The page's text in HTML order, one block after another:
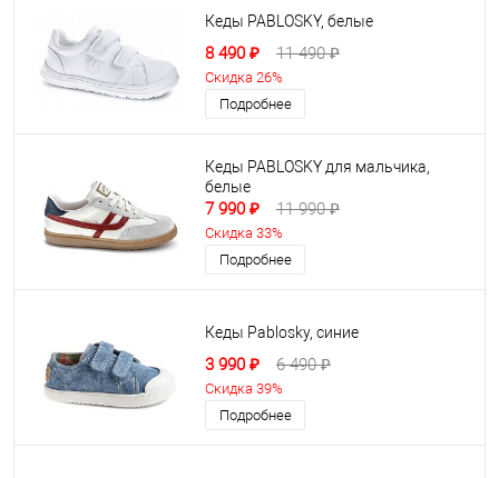
Кеды PABLOSKY, белые
8 490 ₽ 11 490 ₽
Скидка 26%
Подробнее
Кеды PABLOSKY для мальчика,
белые
7 990 ₽ 11 990 ₽
Скидка 33%
Подробнее
Кеды Pablosky, синие
3 990 ₽ 6 490 ₽
Скидка 39%
Подробнее